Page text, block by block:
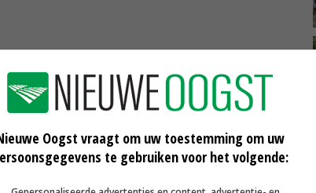
Oogst vraagt om uw toestemming om uw
te gebruiken voor het volgende: